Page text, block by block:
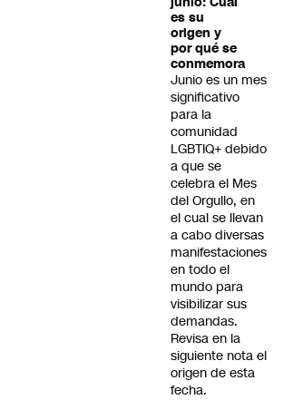
es su
origen y
por qué se
conmemora
Junio es un mes
significativo
para la
comunidad
LGBTIQ+ debido
a que se
celebra el Mes
del Orgullo, en
el cual se llevan
a cabo diversas
manifestaciones
en todo el
mundo para
visibilizar sus
demandas.
Revisa en la
siguiente nota el
origen de esta
fecha.